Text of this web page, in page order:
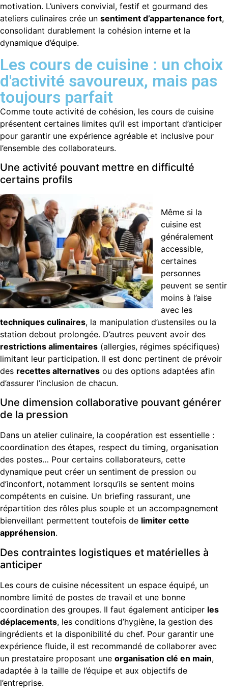
motivation. L’univers convivial, festif et gourmand des
ateliers culinaires crée un sentiment d’appartenance fort,
consolidant durablement la cohésion interne et la
dynamique d’équipe.
Les cours de cuisine : un choix
d'activité savoureux, mais pas
toujours parfait
Comme toute activité de cohésion, les cours de cuisine
présentent certaines limites qu’il est important d’anticiper
pour garantir une expérience agréable et inclusive pour
l’ensemble des collaborateurs.
Une activité pouvant mettre en difficulté
certains profils
Même si la
cuisine est
généralement
accessible,
certaines
personnes
peuvent se sentir
moins à l’aise
avec les
techniques culinaires, la manipulation d’ustensiles ou la
station debout prolongée. D’autres peuvent avoir des
restrictions alimentaires (allergies, régimes spécifiques)
limitant leur participation. Il est donc pertinent de prévoir
des recettes alternatives ou des options adaptées afin
d’assurer l’inclusion de chacun.
Une dimension collaborative pouvant générer
de la pression
Dans un atelier culinaire, la coopération est essentielle :
coordination des étapes, respect du timing, organisation
des postes… Pour certains collaborateurs, cette
dynamique peut créer un sentiment de pression ou
d’inconfort, notamment lorsqu’ils se sentent moins
compétents en cuisine. Un briefing rassurant, une
répartition des rôles plus souple et un accompagnement
bienveillant permettent toutefois de limiter cette
appréhension.
Des contraintes logistiques et matérielles à
anticiper
Les cours de cuisine nécessitent un espace équipé, un
nombre limité de postes de travail et une bonne
coordination des groupes. Il faut également anticiper les
déplacements, les conditions d’hygiène, la gestion des
ingrédients et la disponibilité du chef. Pour garantir une
expérience fluide, il est recommandé de collaborer avec
un prestataire proposant une organisation clé en main,
adaptée à la taille de l’équipe et aux objectifs de
l’entreprise.